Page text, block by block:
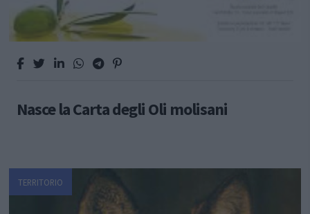
Nasce la Carta degli Oli molisani
TERRITORIO